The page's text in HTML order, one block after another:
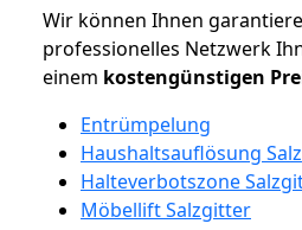
Wir können Ihnen
professionelles Netzwerk
einem kostengünstigen
Entrümpelung
Haushaltsauflösung
Halteverbotszone
Möbellift Salzgitter